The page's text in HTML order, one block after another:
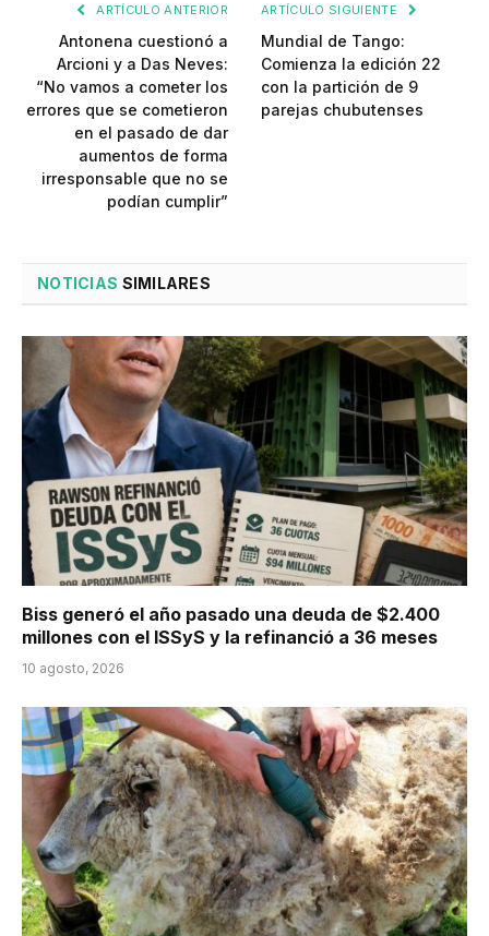
ARTÍCULO ANTERIOR
Antonena cuestionó a
Arcioni y a Das Neves:
“No vamos a cometer los
errores que se cometieron
en el pasado de dar
aumentos de forma
irresponsable que no se
podían cumplir”
ARTÍCULO SIGUIENTE
Mundial de Tango:
Comienza la edición 22
con la partición de 9
parejas chubutenses
NOTICIAS SIMILARES
Biss generó el año pasado una deuda de $2.400
millones con el ISSyS y la refinanció a 36 meses
10 agosto, 2026